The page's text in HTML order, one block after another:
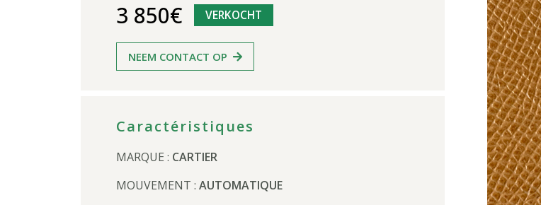
3 850€ VERKOCHT
NEEM CONTACT OP
Caractéristiques
MARQUE : CARTIER
MOUVEMENT : AUTOMATIQUE